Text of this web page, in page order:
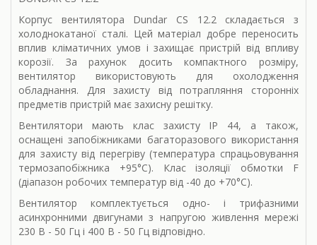
Корпус вентилятора Dundar CS 12.2 складається з
холоднокатаної сталі. Цей матеріал добре переносить
вплив кліматичних умов і захищає пристрій від впливу
корозії. За рахунок досить компактного розміру,
вентилятор використовують для охолодження
обладнання. Для захисту від потрапляння сторонніх
предметів пристрій має захисну решітку.
Вентилятори мають клас захисту IP 44, а також,
оснащені запобіжниками багаторазового використання
для захисту від перегріву (температура спрацьовування
термозапобіжника +95°C). Клас ізоляції обмотки F
(діапазон робочих температур від -40 до +70°C).
Вентилятор комплектується одно- і трифазними
асинхронними двигунами з напругою живлення мережі
230 В - 50 Гц і 400 В - 50 Гц відповідно.